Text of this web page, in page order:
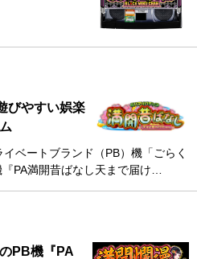
びやすい娯楽
ベートブランド（PB）機「ごらく
PA満開昔ばなし天まで届け…
PB機『PA